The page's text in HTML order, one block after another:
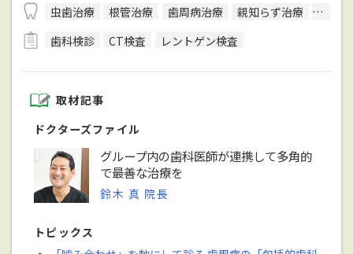
虫歯治療
根管治療 歯周病治療 親知らず治療
顎関
歯科検診
CT検査 レントゲン検査
取材記事
ドクターズファイル
グループ内の歯科医師が連携して多角的
で最善な治療を
鈴木 真 院長
トピックス